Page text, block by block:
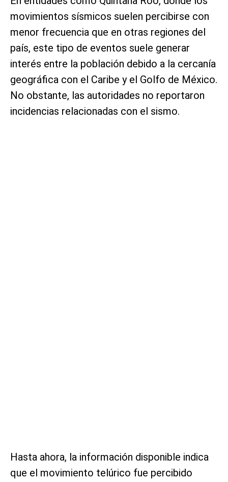
movimientos sísmicos suelen percibirse con
menor frecuencia que en otras regiones del
país, este tipo de eventos suele generar
interés entre la población debido a la cercanía
geográfica con el Caribe y el Golfo de México.
No obstante, las autoridades no reportaron
incidencias relacionadas con el sismo.
Hasta ahora, la información disponible indica
que el movimiento telúrico fue percibido